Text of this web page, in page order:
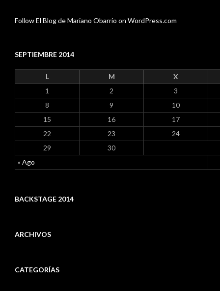
Follow El Blog de Mariano Obarrio on WordPress.com
SEPTIEMBRE 2014
L M X
« Ago
1 2
3
8
9
10
15
16
17
22
23
24
29
30
BACKSTAGE 2014
ARCHIVOS
c
CATEGORÍAS